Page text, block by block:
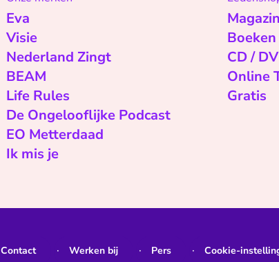
Eva
Visie
Nederland Zingt
BEAM
Life Rules
De Ongelooflijke Podcast
EO Metterdaad
Ik mis je
Boeken
CD /
Online
Gratis
Contact Werken bij Pers Cookie-